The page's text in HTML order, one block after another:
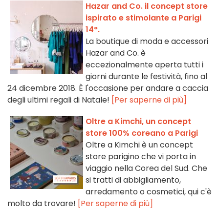
Hazar and Co. il concept store
ispirato e stimolante a Parigi
14°.
La boutique di moda e accessori
Hazar and Co. è
eccezionalmente aperta tutti i
giorni durante le festività, fino al
24 dicembre 2018. È l'occasione per andare a caccia
degli ultimi regali di Natale! [Per saperne di più]
Oltre a Kimchi, un concept
store 100% coreano a Parigi
Oltre a Kimchi è un concept
store parigino che vi porta in
viaggio nella Corea del Sud. Che
si tratti di abbigliamento,
arredamento o cosmetici, qui c'è
molto da trovare! [Per saperne di più]